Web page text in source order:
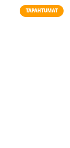
TAPAHTUMAT